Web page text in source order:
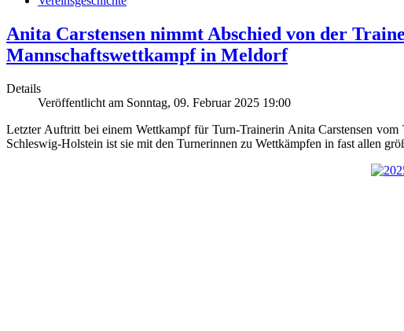
Anita Carstensen nimmt Abschied von der
Mannschaftswettkampf in Meldorf
Details
Veröffentlicht am Sonntag, 09. Februar 2025 19:00
Letzter Auftritt bei einem Wettkampf für Turn-Trainerin Anita Carstensen
Schleswig-Holstein ist sie mit den Turnerinnen zu Wettkämpfen in fast allen